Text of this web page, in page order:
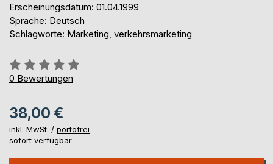
Erscheinungsdatum: 01.04.1999
Sprache: Deutsch
Schlagworte: Marketing, verkehrsmarketing
Bewertung::
0%
0 Bewertungen
38,00 €
inkl. MwSt. / portofrei
sofort verfügbar